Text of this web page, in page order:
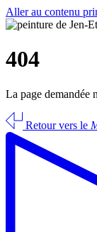
Aller au contenu
404
La page demandée
Retour vers le